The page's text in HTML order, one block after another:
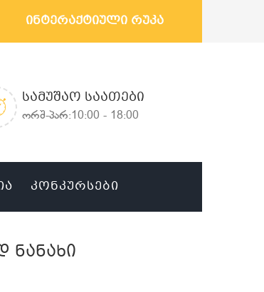
ინტერაქტიული რუკა
ᲡᲐᲛᲣᲨᲐᲝ ᲡᲐᲐᲗᲔᲑᲘ
ორშ-პარ:10:00 - 18:00
ᲙᲝᲜᲙᲣᲠᲡᲔᲑᲘ
Ნანახი